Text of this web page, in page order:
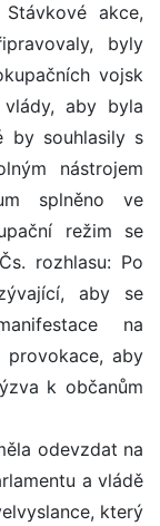
akce,
byly
vojsk
aby byla
by souhlasily s
nástrojem
splněno ve
režim se
rozhlasu: Po
aby se
na
provokace, aby
k občanům
odevzdat na
a vládě
který